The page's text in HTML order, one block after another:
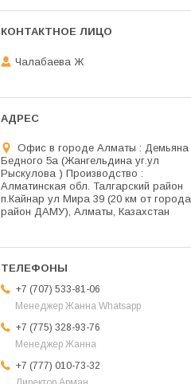
Чалабаева Ж
Офис в городе Алматы : Демьяна
Бедного 5а (Жангельдина уг.ул
Рыскулова ) Производство :
Алматинская обл. Талгарский район
п.Кайнар ул Мира 39 (20 км от города
район ДАМУ), Алматы, Казахстан
+7 (707) 533-81-06
Менеджер Жанна Whatsapp
+7 (775) 328-93-76
Менеджер Жанна
+7 (777) 010-73-32